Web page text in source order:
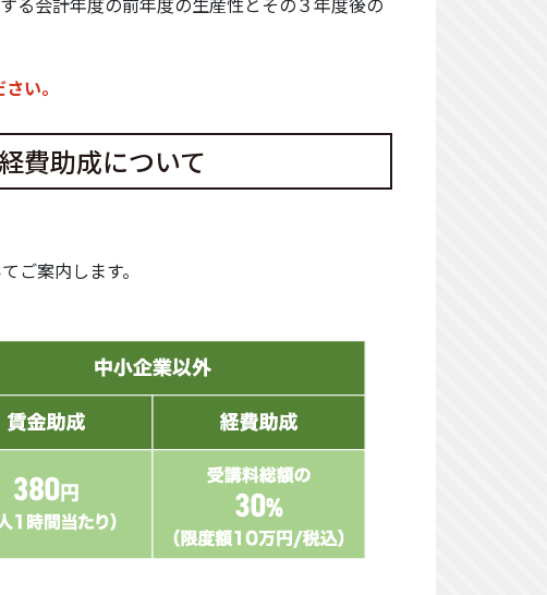
い。
費助成について
ご案内します。